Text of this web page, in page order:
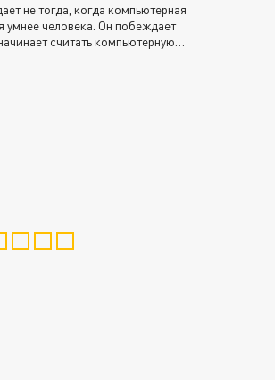
не тогда, когда компьютерная
умнее человека. Он побеждает
считать компьютерную